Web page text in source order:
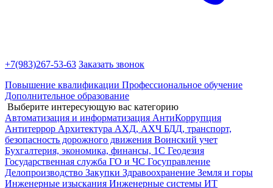
+7(983)267-53-63 Заказать звонок
Повышение квалификации Профессиональное обучение
Дополнительное образование
Выберите интересующую вас категорию
Автоматизация и информатизация АнтиКоррупция
Антитеррор Архитектура АХД, АХЧ БДД, транспорт,
безопасность дорожного движения Воинский учет
Бухгалтерия, экономика, финансы, 1С Геодезия
Государственная служба ГО и ЧС Госуправление
Делопроизводство Закупки Здравоохранение Земля и горы
Инженерные изыскания Инженерные системы ИТ